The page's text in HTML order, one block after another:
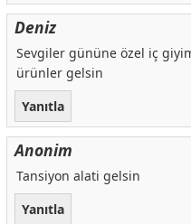
Deniz
Sevgiler gününe özel iç
ürünler gelsin
Yanıtla
Anonim
Tansiyon alati gelsin
Yanıtla